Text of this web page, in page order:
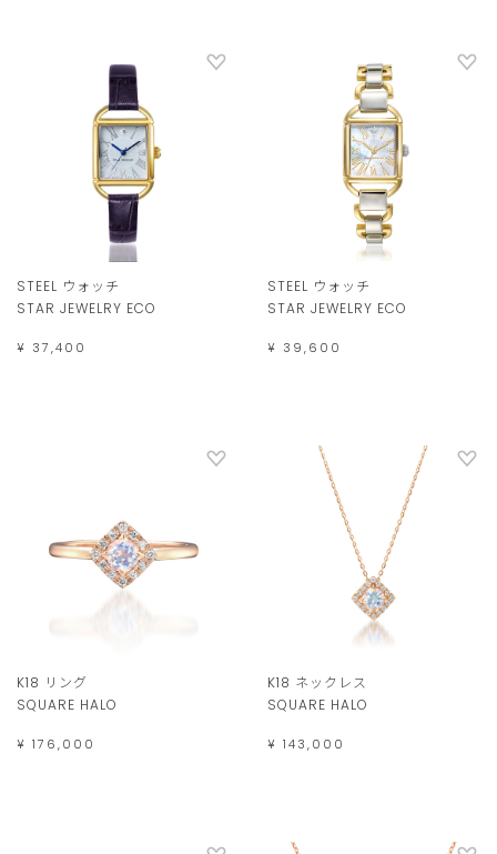
STEEL ウォッチ
STAR JEWELRY ECO
¥ 37,400
STEEL ウォッチ
STAR JEWELRY ECO
¥ 39,600
K18 リング
SQUARE HALO
¥ 176,000
K18 ネックレス
SQUARE HALO
¥ 143,000